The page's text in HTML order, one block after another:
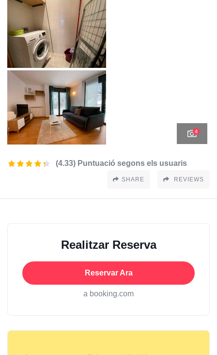
4
(4.33) Puntuació segons els usuaris
SHARE REVIEWS
Realitzar Reserva
Reservar Ara
a booking.com